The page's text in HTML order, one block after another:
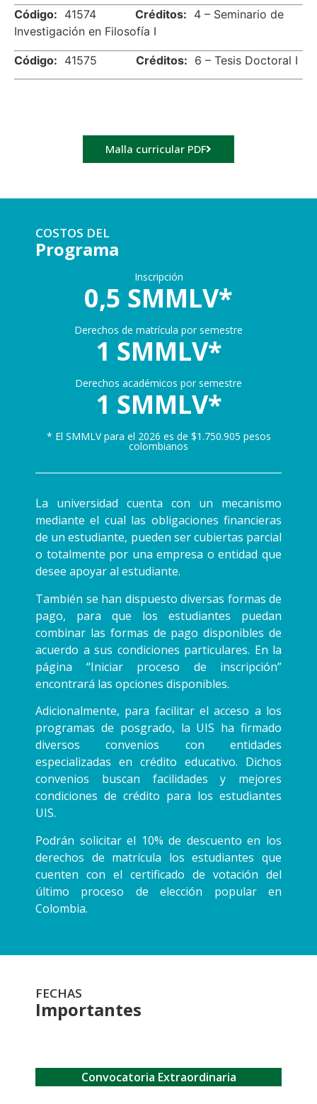
Código: 41574 Créditos: 4 – Seminario de
Investigación en Filosofía I
Código: 41575 Créditos: 6 – Tesis Doctoral I
Malla curricular PDF
COSTOS DEL
Programa
Inscripción
0,5 SMMLV*
Derechos de matrícula por semestre
1 SMMLV*
Derechos académicos por semestre
1 SMMLV*
* El SMMLV para el 2026 es de $1.750.905 pesos
colombianos
La universidad cuenta con un mecanismo
mediante el cual las obligaciones financieras
de un estudiante, pueden ser cubiertas parcial
o totalmente por una empresa o entidad que
desee apoyar al estudiante.
También se han dispuesto diversas formas de
pago, para que los estudiantes puedan
combinar las formas de pago disponibles de
acuerdo a sus condiciones particulares. En la
página “Iniciar proceso de inscripción”
encontrará las opciones disponibles.
Adicionalmente, para facilitar el acceso a los
programas de posgrado, la UIS ha firmado
diversos convenios con entidades
especializadas en crédito educativo. Dichos
convenios buscan facilidades y mejores
condiciones de crédito para los estudiantes
UIS.
Podrán solicitar el 10% de descuento en los
derechos de matrícula los estudiantes que
cuenten con el certificado de votación del
último proceso de elección popular en
Colombia.
FECHAS
Importantes
Convocatoria Extraordinaria